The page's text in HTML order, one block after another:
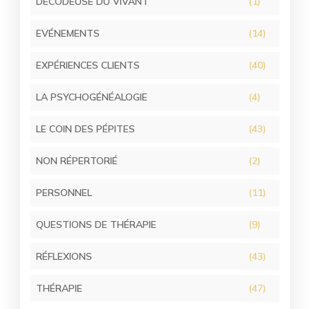
EVÉNEMENTS (14)
EXPÉRIENCES CLIENTS (40)
LA PSYCHOGÉNÉALOGIE (4)
LE COIN DES PÉPITES (43)
NON RÉPERTORIÉ (2)
PERSONNEL (11)
QUESTIONS DE THÉRAPIE (9)
RÉFLEXIONS (43)
THÉRAPIE (47)